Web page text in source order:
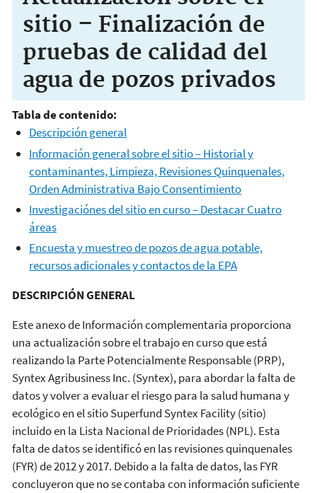
sitio – Finalización de
pruebas de calidad del
agua de pozos privados
Tabla de contenido:
Descripción general
Información general sobre el sitio – Historial y
contaminantes, Limpieza, Revisiones Quinquenales,
Orden Administrativa Bajo Consentimiento
Investigaciónes del sitio en curso – Destacar Cuatro
áreas
Encuesta y muestreo de pozos de agua potable,
recursos adicionales y contactos de la EPA​
DESCRIPCIÓN GENERAL
Este anexo de Información complementaria proporciona
una actualización sobre el trabajo en curso que está
realizando la Parte Potencialmente Responsable (PRP),
Syntex Agribusiness Inc. (Syntex), para abordar la falta de
datos y volver a evaluar el riesgo para la salud humana y
ecológico en el sitio Superfund Syntex Facility (sitio)
incluido en la Lista Nacional de Prioridades (NPL). Esta
falta de datos se identificó en las revisiones quinquenales
(FYR) de 2012 y 2017. Debido a la falta de datos, las FYR
concluyeron que no se contaba con información suficiente